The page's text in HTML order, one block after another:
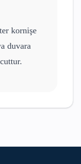
kornişe
duvara